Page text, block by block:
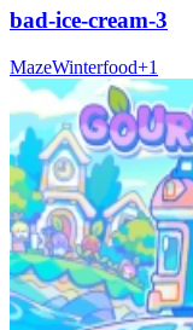
bad-ice-cream-3
MazeWinterfood+1